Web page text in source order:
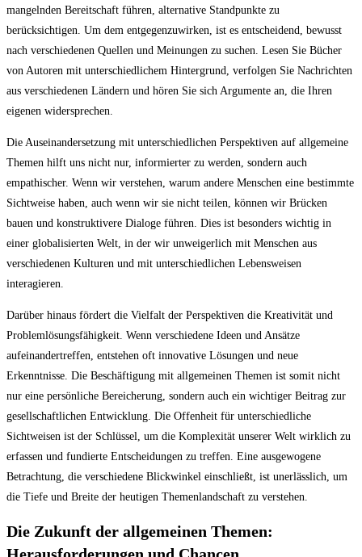
mangelnden Bereitschaft führen, alternative Standpunkte zu
berücksichtigen. Um dem entgegenzuwirken, ist es entscheidend, bewusst
nach verschiedenen Quellen und Meinungen zu suchen. Lesen Sie Bücher
von Autoren mit unterschiedlichem Hintergrund, verfolgen Sie Nachrichten
aus verschiedenen Ländern und hören Sie sich Argumente an, die Ihren
eigenen widersprechen.
Die Auseinandersetzung mit unterschiedlichen Perspektiven auf allgemeine
Themen hilft uns nicht nur, informierter zu werden, sondern auch
empathischer. Wenn wir verstehen, warum andere Menschen eine bestimmte
Sichtweise haben, auch wenn wir sie nicht teilen, können wir Brücken
bauen und konstruktivere Dialoge führen. Dies ist besonders wichtig in
einer globalisierten Welt, in der wir unweigerlich mit Menschen aus
verschiedenen Kulturen und mit unterschiedlichen Lebensweisen
interagieren.
Darüber hinaus fördert die Vielfalt der Perspektiven die Kreativität und
Problemlösungsfähigkeit. Wenn verschiedene Ideen und Ansätze
aufeinandertreffen, entstehen oft innovative Lösungen und neue
Erkenntnisse. Die Beschäftigung mit allgemeinen Themen ist somit nicht
nur eine persönliche Bereicherung, sondern auch ein wichtiger Beitrag zur
gesellschaftlichen Entwicklung. Die Offenheit für unterschiedliche
Sichtweisen ist der Schlüssel, um die Komplexität unserer Welt wirklich zu
erfassen und fundierte Entscheidungen zu treffen. Eine ausgewogene
Betrachtung, die verschiedene Blickwinkel einschließt, ist unerlässlich, um
die Tiefe und Breite der heutigen Themenlandschaft zu verstehen.
Die Zukunft der allgemeinen Themen: